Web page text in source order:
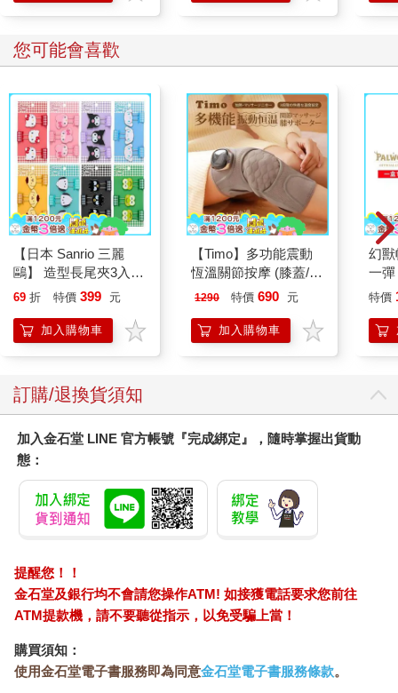
您可能會喜歡
【日本 Sanrio 三麗
鷗】 造型長尾夾3入組
(8款可選) 凱蒂貓 Hello
企鵝
69 折 特價 399 元
加入購物車
【Timo】多功能震動
恆溫關節按摩 (膝蓋/
肩/手肘通用) 無線充電
膝熱敷 【單入組】
1290 特價 690 元
加入購物車
幻
一彈
特價
訂購/退換貨須知
加入金石堂 LINE 官方帳號『完成綁定』，隨時掌握出貨動
態：
提醒您！！
金石堂及銀行均不會請您操作ATM! 如接獲電話要求您前往
ATM提款機，請不要聽從指示，以免受騙上當！
購買須知：
使用金石堂電子書服務即為同意金石堂電子書服務條款。